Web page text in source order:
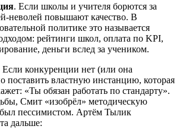
. Если школы и учителя борются за
неволей повышают качество. В
политике это называется
рейтинги школ, оплата по KPI,
деньги вслед за учеником.
Если конкуренции нет (или она
поставить властную инстанцию, которая
«Ты обязан работать по стандарту».
Смит «изобрёл» методическую
пессимистом. Артём Тылик
дальше: